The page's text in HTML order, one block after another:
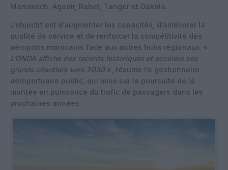
Marrakech, Agadir, Rabat, Tanger et Dakhla.
L’objectif est d’augmenter les capacités, d’améliorer la
qualité de service et de renforcer la compétitivité des
aéroports marocains face aux autres hubs régionaux. «
L’ONDA affiche des records historiques et accélère ses
grands chantiers vers 2030», résume l’e gestionnaire
aéroportuaire public, qui mise sur la poursuite de la
montée en puissance du trafic de passagers dans les
prochaines années.